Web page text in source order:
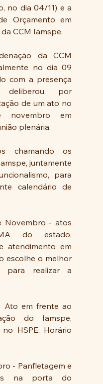
no dia 04/11) e a
Orçamento em
CCM Iamspe.
da CCM
no dia 09
com a presença
por
de um ato no
novembro em
plenária.
chamando os
juntamente
para
calendário de
Novembro - atos
do estado,
atendimento em
escolhe o melhor
para realizar a
Ato em frente ao
do Iamspe,
HSPE. Horário
- Panfletagem e
na porta do